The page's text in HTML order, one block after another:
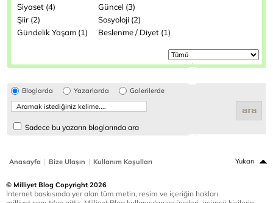
Siyaset (4)
Güncel (3)
Şiir (2)
Sosyoloji (2)
Gündelik Yaşam (1)
Beslenme / Diyet (1)
Bloglarda Yazarlarda Galerilerde
Sadece bu yazarın bloglarında ara
Anasayfa | Bize Ulaşın | Kullanım Koşulları Yukarı
© Milliyet Blog Copyright 2026
İnternet baskısında yer alan tüm metin, resim ve içeriğin hakları